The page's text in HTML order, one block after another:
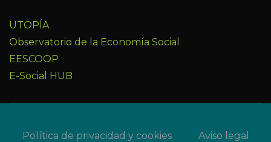
UTOPÍA
Observatorio de la Economía Social
EESCOOP
E-Social HUB
Política de privacidad y cookies Aviso legal